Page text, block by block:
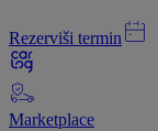
Rezerviši termin
Marketplace